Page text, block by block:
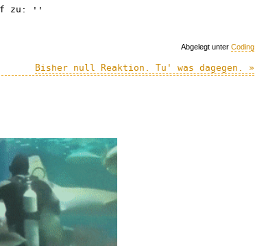
zu: ''
Abgelegt unter Coding
Bisher null Reaktion. Tu' was dagegen. »